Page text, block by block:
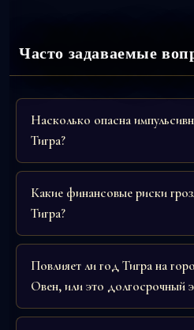
Часто задаваемые
Насколько опасна
Тигра?
Какие финансовые риски
Тигра?
Повлияет ли год Тигра на
Овен, или это долгосрочный